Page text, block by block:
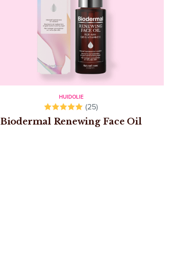
HUIDOLIE
(25)
Biodermal Renewing Face Oil